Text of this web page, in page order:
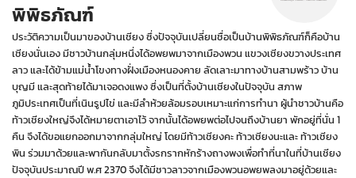
พิพิธภัณฑ์
ประวัติความเป็นมาของบ้านเชียง ซึ่งปัจจุบันเปลี่ยนชื่อเป็นบ้านพิพิธภัณฑ์ก็คือบ้าน
เชียงนั่นเอง มีชาวบ้านกลุ่มหนึ่งได้อพยพมาจากเมืองพวน แขวงเชียงขวางประเทศ
ลาว และได้ข้ามแม่น้ำโขงทางฝั่งเมืองหนองคาย ลัดเลาะมาทางบ้านสามพร้าว บ้าน
บุญมี และสุดท้ายได้มาเจอดงแพง ซึ่งเป็นที่ตั้งบ้านเชียงในปัจจุบัน สภาพ
ภูมิประเทศเป็นที่เนินรูปไข่ และมีลำห้วยล้อมรอบเหมาะแก่การทำนา ผู้นำชาวบ้านคือ
ท้าวเชียงใหญ่จึงได้หมายตาเอาไว้ จากนั้นได้อพยพต่อไปจนถึงบ้านยา พักอยู่ที่นั่น 1
คืน จึงได้ขอแยกออกมาจากกลุ่มใหญ่ โดยมีท้าวเชียงคะ ท้าวเชียงนะและ ท้าวเชียง
พิน ร่วมมาด้วยและพากันกลับมาตั้งรกรากหักร้างถางพงเพื่อทำที่นาในที่บ้านเชียง
ปัจจุบันประมาณปี พ.ศ 2370 จึงได้มีชาวลาวจากเมืองพวนอพยพลงมาอยู่ด้วยและ